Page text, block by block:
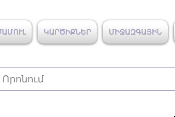
ԿԱՐԾԻՔՆԵՐ ՄԻՋԱԶԳԱՅԻՆ